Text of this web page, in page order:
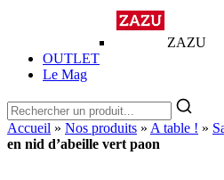
ZAZU
OUTLET
Le Mag
Accueil » Nos produits » A table ! »
en nid d’abeille vert paon